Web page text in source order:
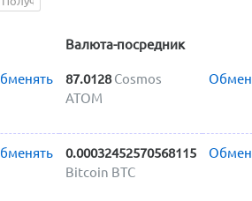
Валюта-посредник
87.0128 Cosmos
ATOM
0.00032452570568115
Bitcoin BTC